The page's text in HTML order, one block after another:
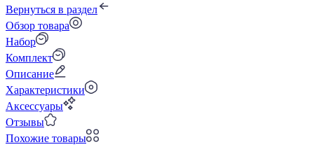
Вернуться в раздел
Обзор товара
Набор
Комплект
Описание
Характеристики
Аксессуары
Отзывы
Похожие товары